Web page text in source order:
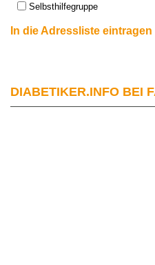
Selbsthilfegruppe
In die Adressliste eintragen
DIABETIKER.INFO BEI